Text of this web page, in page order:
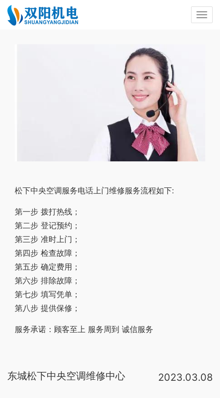
松下中央空调服务电话上门维修服务流程如下:
第一步 拨打热线；
第二步 登记预约；
第三步 准时上门；
第四步 检查故障；
第五步 确定费用；
第六步 排除故障；
第七步 填写凭单；
第八步 提供保修；
服务承诺：顾客至上 服务周到 诚信服务
东城松下中央空调维修中心 2023.03.08